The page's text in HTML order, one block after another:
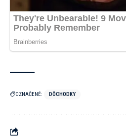
OZNAČENÉ: DÔCHODKY